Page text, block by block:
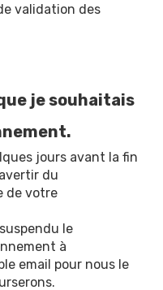
validation des
je souhaitais
jours avant la fin
du
de votre
le
à
email pour nous le